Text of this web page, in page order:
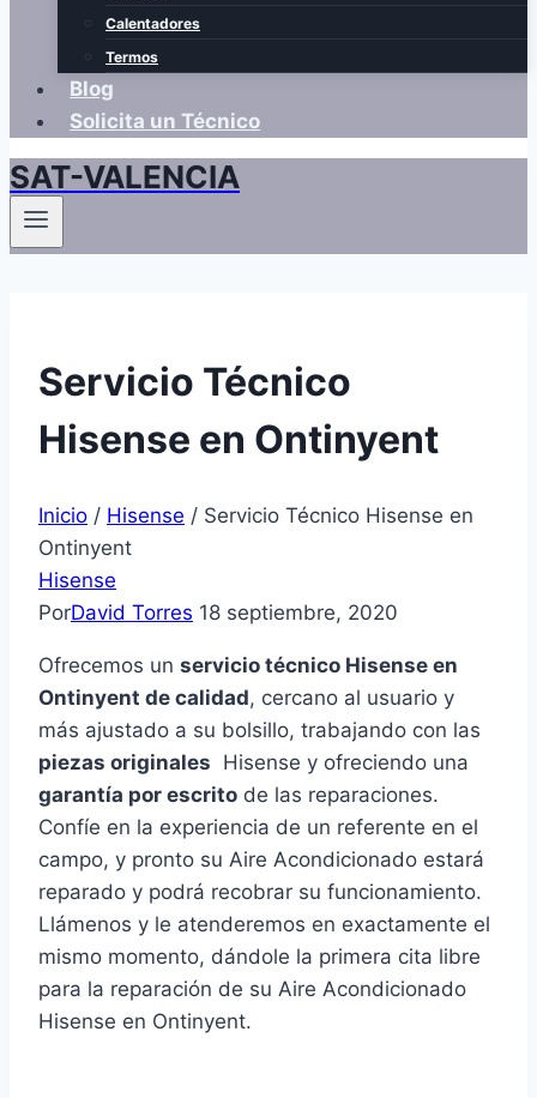
Calentadores
Termos
Blog
Solicita un Técnico
SAT-VALENCIA
Servicio Técnico
Hisense en Ontinyent
Inicio / Hisense / Servicio Técnico Hisense en
Ontinyent
Hisense
PorDavid Torres 18 septiembre, 2020
Ofrecemos un servicio técnico Hisense en
Ontinyent de calidad, cercano al usuario y
más ajustado a su bolsillo, trabajando con las
piezas originales Hisense y ofreciendo una
garantía por escrito de las reparaciones.
Confíe en la experiencia de un referente en el
campo, y pronto su Aire Acondicionado estará
reparado y podrá recobrar su funcionamiento.
Llámenos y le atenderemos en exactamente el
mismo momento, dándole la primera cita libre
para la reparación de su Aire Acondicionado
Hisense en Ontinyent.